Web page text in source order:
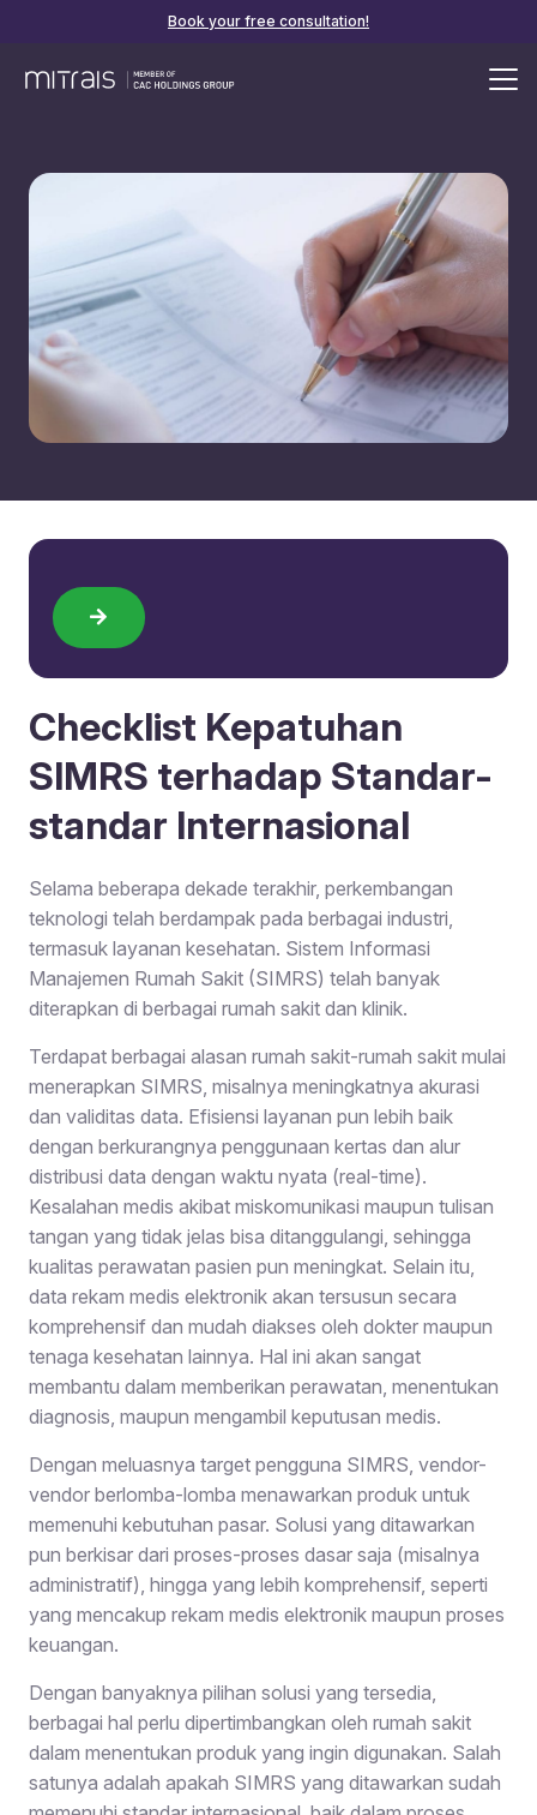
Book your free consultation!
Checklist Kepatuhan
SIMRS terhadap Standar-
standar Internasional
Selama beberapa dekade terakhir, perkembangan
teknologi telah berdampak pada berbagai industri,
termasuk layanan kesehatan. Sistem Informasi
Manajemen Rumah Sakit (SIMRS) telah banyak
diterapkan di berbagai rumah sakit dan klinik.
Terdapat berbagai alasan rumah sakit-rumah sakit mulai
menerapkan SIMRS, misalnya meningkatnya akurasi
dan validitas data. Efisiensi layanan pun lebih baik
dengan berkurangnya penggunaan kertas dan alur
distribusi data dengan waktu nyata (real-time).
Kesalahan medis akibat miskomunikasi maupun tulisan
tangan yang tidak jelas bisa ditanggulangi, sehingga
kualitas perawatan pasien pun meningkat. Selain itu,
data rekam medis elektronik akan tersusun secara
komprehensif dan mudah diakses oleh dokter maupun
tenaga kesehatan lainnya. Hal ini akan sangat
membantu dalam memberikan perawatan, menentukan
diagnosis, maupun mengambil keputusan medis.
Dengan meluasnya target pengguna SIMRS, vendor-
vendor berlomba-lomba menawarkan produk untuk
memenuhi kebutuhan pasar. Solusi yang ditawarkan
pun berkisar dari proses-proses dasar saja (misalnya
administratif), hingga yang lebih komprehensif, seperti
yang mencakup rekam medis elektronik maupun proses
keuangan.
Dengan banyaknya pilihan solusi yang tersedia,
berbagai hal perlu dipertimbangkan oleh rumah sakit
dalam menentukan produk yang ingin digunakan. Salah
satunya adalah apakah SIMRS yang ditawarkan sudah